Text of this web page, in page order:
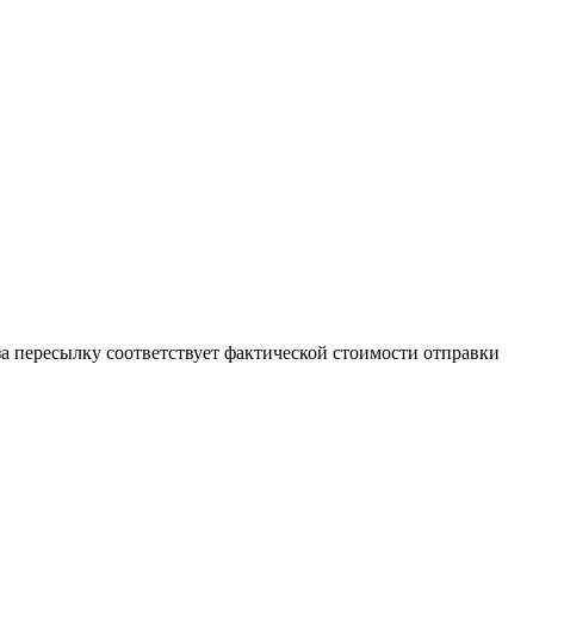
соответствует фактической стоимости отправки